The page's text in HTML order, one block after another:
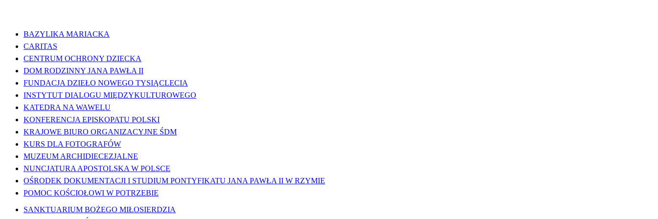
BAZYLIKA MARIACKA
CARITAS
CENTRUM OCHRONY DZIECKA
DOM RODZINNY JANA PAWŁA II
FUNDACJA DZIEŁO NOWEGO TYSIĄCLECIA
INSTYTUT DIALOGU MIĘDZYKULTUROWEGO
KATEDRA NA WAWELU
KONFERENCJA EPISKOPATU POLSKI
KRAJOWE BIURO ORGANIZACYJNE ŚDM
KURS DLA FOTOGRAFÓW
MUZEUM ARCHIDIECEZJALNE
NUNCJATURA APOSTOLSKA W POLSCE
OŚRODEK DOKUMENTACJI I STUDIUM PONTYFIKATU JANA PAWŁA II W RZYMIE
POMOC KOŚCIOŁOWI W POTRZEBIE
SANKTUARIUM BOŻEGO MIŁOSIERDZIA